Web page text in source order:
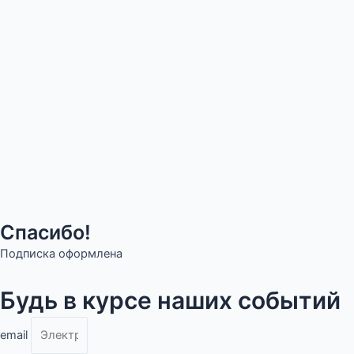
Спасибо!
Подписка оформлена
Будь в курсе наших событий
email